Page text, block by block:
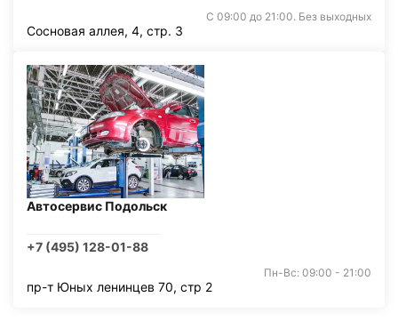
С 09:00 до 21:00. Без выходных
Сосновая аллея, 4, стр. 3
Автосервис Подольск
+7 (495) 128-01-88
Пн-Вс: 09:00 - 21:00
пр-т Юных ленинцев 70, стр 2